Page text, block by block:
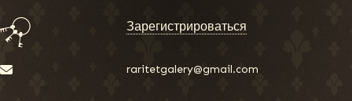
Зарегистрироваться
raritetgalery@gmail.com